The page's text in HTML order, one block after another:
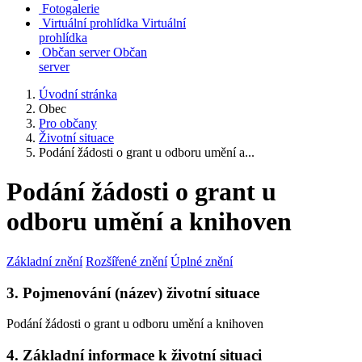
Fotogalerie
Virtuální prohlídka Virtuální
prohlídka
Občan server Občan
server
Úvodní stránka
Obec
Pro občany
Životní situace
Podání žádosti o grant u odboru umění a...
Podání žádosti o grant u
odboru umění a knihoven
Základní znění Rozšířené znění Úplné znění
3. Pojmenování (název) životní situace
Podání žádosti o grant u odboru umění a knihoven
4. Základní informace k životní situaci